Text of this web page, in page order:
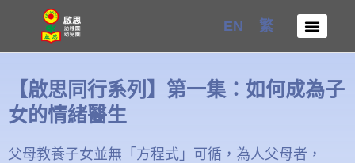
content
EN 繁
【啟思同行系列】第一集：如何成為子
女的情緒醫生
父母教養子女並無「方程式」可循，為人父母者，